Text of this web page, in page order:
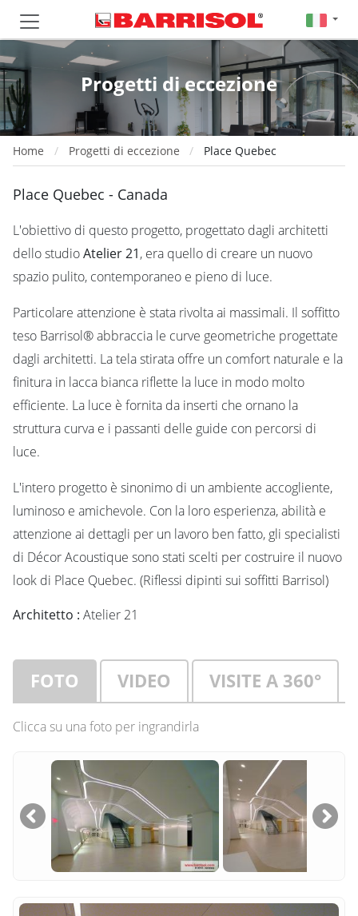
Progetti di eccezione
Home Progetti di eccezione Place Quebec
Place Quebec - Canada
L'obiettivo di questo progetto, progettato dagli architetti
dello studioAtelier 21, era quello di creare un nuovo
spazio pulito, contemporaneo e pieno di luce.
Particolare attenzione è stata rivolta ai massimali. Il soffitto
teso Barrisol® abbraccia le curve geometriche progettate
dagli architetti. La tela stirata offre un comfort naturale e la
finitura in lacca bianca riflette la luce in modo molto
efficiente. La luce è fornita da inserti che ornano la
struttura curva e i passanti delle guide con percorsi di
luce.
L'intero progetto è sinonimo di un ambiente accogliente,
luminoso e amichevole. Con la loro esperienza, abilità e
attenzione ai dettagli per un lavoro ben fatto, gli specialisti
di Décor Acoustique sono stati scelti per costruire il nuovo
look di Place Quebec. (Riflessi dipinti sui soffitti Barrisol)
Architetto : Atelier 21
FOTO VIDEO VISITE A 360°
Clicca su una foto per ingrandirla